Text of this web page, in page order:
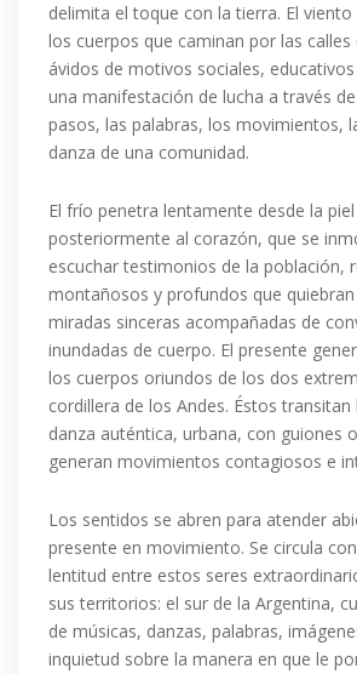
delimita el toque con la tierra. El
los cuerpos que caminan por las calles
ávidos de motivos sociales,
una manifestación de lucha a través
pasos, las palabras, los movimientos,
danza de una comunidad.
El frío penetra lentamente desde la
posteriormente al corazón, que se
escuchar testimonios de la población,
montañosos y profundos que
miradas sinceras acompañadas de
inundadas de cuerpo. El presente
los cuerpos oriundos de los dos
cordillera de los Andes. Éstos transitan
danza auténtica, urbana, con guiones
generan movimientos contagiosos e
Los sentidos se abren para atender
presente en movimiento. Se circula
lentitud entre estos seres
sus territorios: el sur de la Argentina,
de músicas, danzas, palabras,
inquietud sobre la manera en que le